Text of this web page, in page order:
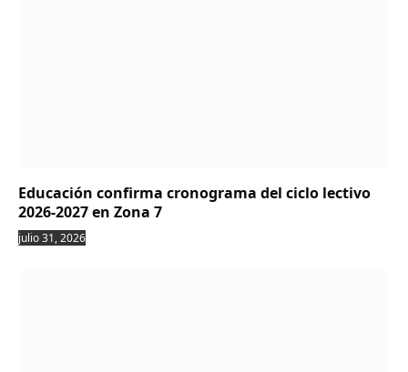
Educación confirma cronograma del ciclo lectivo
2026-2027 en Zona 7
julio 31, 2026